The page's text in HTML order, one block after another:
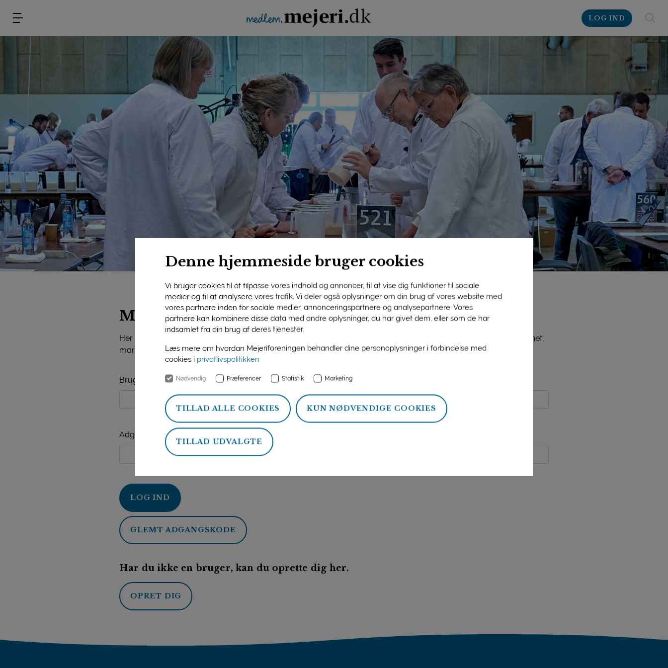
Denne hjemmeside bruger cookies
Vi bruger cookies til at tilpasse vores indhold og annoncer, til at vise dig funktioner til sociale
medier og til at analysere vores trafik. Vi deler også oplysninger om din brug af vores website med
vores partnere inden for sociale medier, annonceringspartnere og analysepartnere. Vores
partnere kan kombinere disse data med andre oplysninger, du har givet dem, eller som de har
indsamlet fra din brug af deres tjenester.
Læs mere om hvordan Mejeriforeningen behandler dine personoplysninger i forbindelse med
cookies i privatlivspolitikken
Nødvendig Præferencer Statistik Marketing
TILLAD ALLE COOKIES KUN NØDVENDIGE COOKIES
TILLAD UDVALGTE
LOG IND
Mejeriforeningens medlemsside
Her på siden finder du viden og information om ydelser, som Mejeriforeningen tilbyder sine medlemmer, bl.a. PLInet,
markedsorientering, mejeristatistik, politik og arrangementer.
Brugernavn
Adgangskode
LOG IND
GLEMT ADGANGSKODE
Har du ikke en bruger, kan du oprette dig her.
OPRET DIG